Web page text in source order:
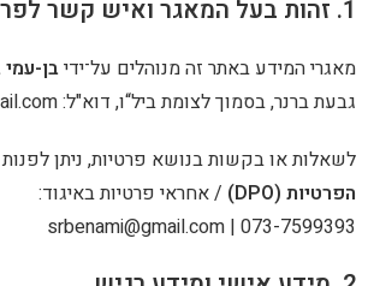
באתר זה מנוהלים על־ידיבן-עמי בע"מ, כתובת:
לצומת ביל“ו, דוא"ל:
בנושא פרטיות, ניתן לפנות ל־ממונה
/ אחראי פרטיות באיגוד:
srbenami@gmail.com|